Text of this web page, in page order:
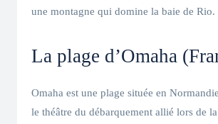
une montagne qui domine la baie de Rio.
La plage d’Omaha
Omaha est une plage située en
le théâtre du débarquement allié lors de